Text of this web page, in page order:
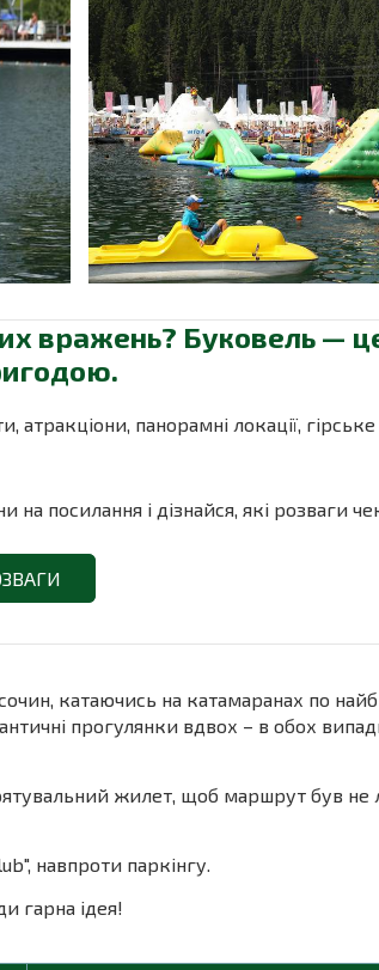
вражень? Буковель —
панорамні локації,
посилання і дізнайся, які розваги
катаючись на катамаранах по
прогулянки вдвох – в обох
жилет, щоб маршрут був не
навпроти паркінгу.
гарна ідея!